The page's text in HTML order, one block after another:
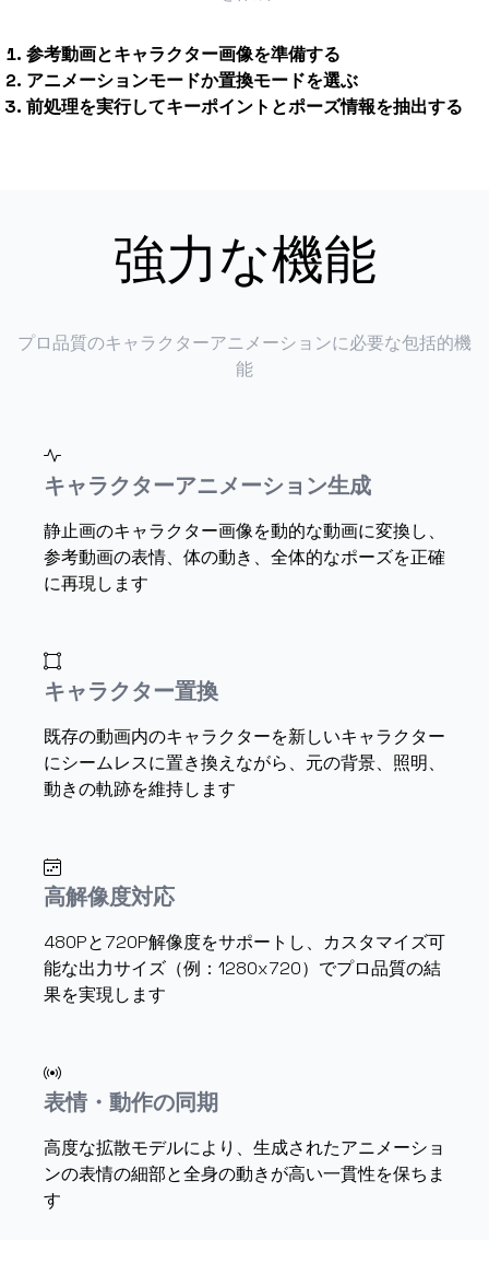
参考動画とキャラクター画像を準備する
アニメーションモードか置換モードを選ぶ
前処理を実行してキーポイントとポーズ情報を抽出する
強力な機能
プロ品質のキャラクターアニメーションに必要な包括的機
能
キャラクターアニメーション生成
静止画のキャラクター画像を動的な動画に変換し、
参考動画の表情、体の動き、全体的なポーズを正確
に再現します
キャラクター置換
既存の動画内のキャラクターを新しいキャラクター
にシームレスに置き換えながら、元の背景、照明、
動きの軌跡を維持します
高解像度対応
480Pと720P解像度をサポートし、カスタマイズ可
能な出力サイズ（例：1280x720）でプロ品質の結
果を実現します
表情・動作の同期
高度な拡散モデルにより、生成されたアニメーショ
ンの表情の細部と全身の動きが高い一貫性を保ちま
す